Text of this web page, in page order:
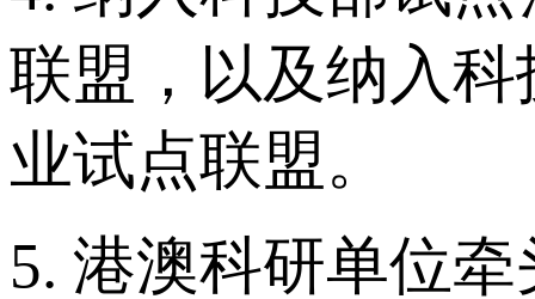
联盟，以及纳入
业试点联盟。
5. 港澳科研单位